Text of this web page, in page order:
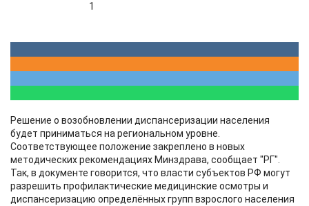
1
Решение о возобновлении диспансеризации населения
будет приниматься на региональном уровне.
Соответствующее положение закреплено в новых
методических рекомендациях Минздрава, сообщает "РГ".
Так, в документе говорится, что власти субъектов РФ могут
разрешить профилактические медицинские осмотры и
диспансеризацию определённых групп взрослого населения